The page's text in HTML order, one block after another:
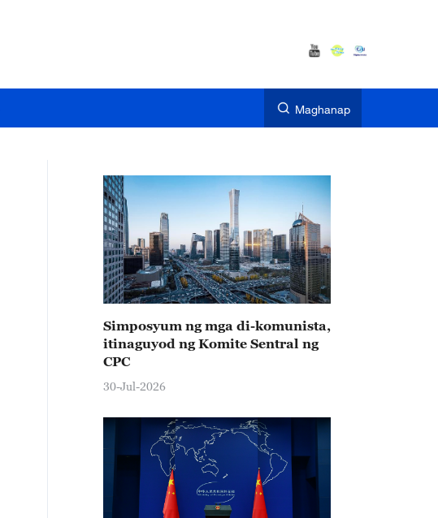
Maghanap
Simposyum ng mga di-komunista,
itinaguyod ng Komite Sentral ng
CPC
30-Jul-2026